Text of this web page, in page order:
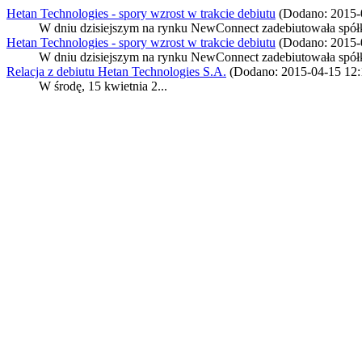
Hetan Technologies - spory wzrost w trakcie debiutu (Dodano:
W dniu dzisiejszym na rynku NewConnect zadebiutowała
Hetan Technologies - spory wzrost w trakcie debiutu (Dodano:
W dniu dzisiejszym na rynku NewConnect zadebiutowała
Relacja z debiutu Hetan Technologies S.A. (Dodano: 2015-04-15
W środę, 15 kwietnia 2...